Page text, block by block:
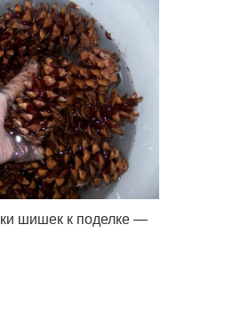
шишек к поделке —